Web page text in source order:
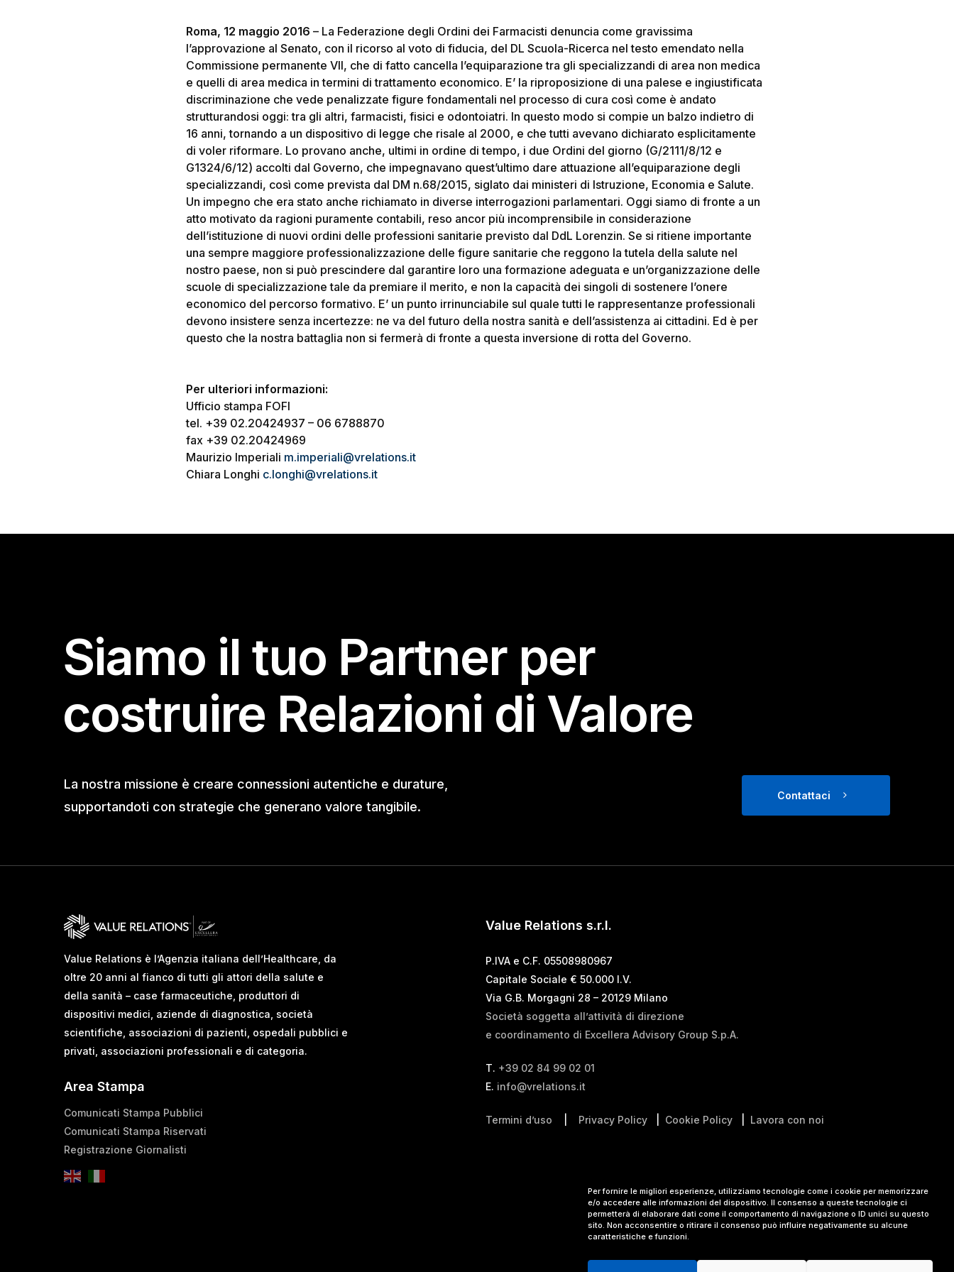
Per fornire le migliori esperienze, utilizziamo tecnologie come i cookie per memorizzare
e/o accedere alle informazioni del dispositivo. Il consenso a queste tecnologie ci
permetterà di elaborare dati come il comportamento di navigazione o ID unici su questo
sito. Non acconsentire o ritirare il consenso può influire negativamente su alcune
caratteristiche e funzioni.
Roma, 12 maggio 2016 – La Federazione degli Ordini dei Farmacisti denuncia come gravissima
l’approvazione al Senato, con il ricorso al voto di fiducia, del DL Scuola-Ricerca nel testo emendato nella
Commissione permanente VII, che di fatto cancella l’equiparazione tra gli specializzandi di area non medica
e quelli di area medica in termini di trattamento economico. E’ la riproposizione di una palese e ingiustificata
discriminazione che vede penalizzate figure fondamentali nel processo di cura così come è andato
strutturandosi oggi: tra gli altri, farmacisti, fisici e odontoiatri. In questo modo si compie un balzo indietro di
16 anni, tornando a un dispositivo di legge che risale al 2000, e che tutti avevano dichiarato esplicitamente
di voler riformare. Lo provano anche, ultimi in ordine di tempo, i due Ordini del giorno (G/2111/8/12 e
G1324/6/12) accolti dal Governo, che impegnavano quest’ultimo dare attuazione all’equiparazione degli
specializzandi, così come prevista dal DM n.68/2015, siglato dai ministeri di Istruzione, Economia e Salute.
Un impegno che era stato anche richiamato in diverse interrogazioni parlamentari. Oggi siamo di fronte a un
atto motivato da ragioni puramente contabili, reso ancor più incomprensibile in considerazione
dell’istituzione di nuovi ordini delle professioni sanitarie previsto dal DdL Lorenzin. Se si ritiene importante
una sempre maggiore professionalizzazione delle figure sanitarie che reggono la tutela della salute nel
nostro paese, non si può prescindere dal garantire loro una formazione adeguata e un’organizzazione delle
scuole di specializzazione tale da premiare il merito, e non la capacità dei singoli di sostenere l’onere
economico del percorso formativo. E’ un punto irrinunciabile sul quale tutti le rappresentanze professionali
devono insistere senza incertezze: ne va del futuro della nostra sanità e dell’assistenza ai cittadini. Ed è per
questo che la nostra battaglia non si fermerà di fronte a questa inversione di rotta del Governo.
Per ulteriori informazioni:
Ufficio stampa FOFI
tel. +39 02.20424937 – 06 6788870
fax +39 02.20424969
Maurizio Imperiali m.imperiali@vrelations.it
Chiara Longhi c.longhi@vrelations.it
Siamo il tuo Partner per
costruire Relazioni di Valore
La nostra missione è creare connessioni autentiche e durature,
supportandoti con strategie che generano valore tangibile.
Contattaci
Value Relations è l’Agenzia italiana dell’Healthcare, da
oltre 20 anni al fianco di tutti gli attori della salute e
della sanità – case farmaceutiche, produttori di
dispositivi medici, aziende di diagnostica, società
scientifiche, associazioni di pazienti, ospedali pubblici e
privati, associazioni professionali e di categoria.
Area Stampa
Comunicati Stampa Pubblici
Comunicati Stampa Riservati
Registrazione Giornalisti
Value Relations s.r.l.
P.IVA e C.F. 05508980967
Capitale Sociale € 50.000 I.V.
Via G.B. Morgagni 28 – 20129 Milano
Società soggetta all’attività di direzione
e coordinamento di Excellera Advisory Group S.p.A.
T. +39 02 84 99 02 01
E. info@vrelations.it
Termini d’uso Privacy Policy| Cookie Policy| Lavora con noi